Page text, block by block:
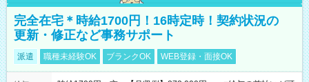
完全在宅＊時給1700円！16時定時！契約状況の
更新・修正など事務サポート
派遣 職種未経験OK ブランクOK WEB登録・面接OK